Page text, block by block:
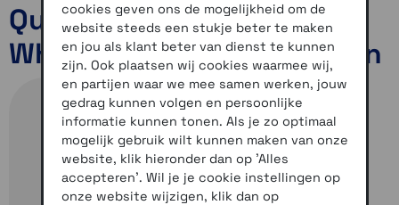
QuickFit 20mm polsband
Whitestone/Aqua siliconen
cookies geven ons de mogelijkheid om de
website steeds een stukje beter te maken
en jou als klant beter van dienst te kunnen
zijn. Ook plaatsen wij cookies waarmee wij,
en partijen waar we mee samen werken, jouw
gedrag kunnen volgen en persoonlijke
informatie kunnen tonen. Als je zo optimaal
mogelijk gebruik wilt kunnen maken van onze
website, klik hieronder dan op 'Alles
accepteren'. Wil je je cookie instellingen op
onze website wijzigen, klik dan op